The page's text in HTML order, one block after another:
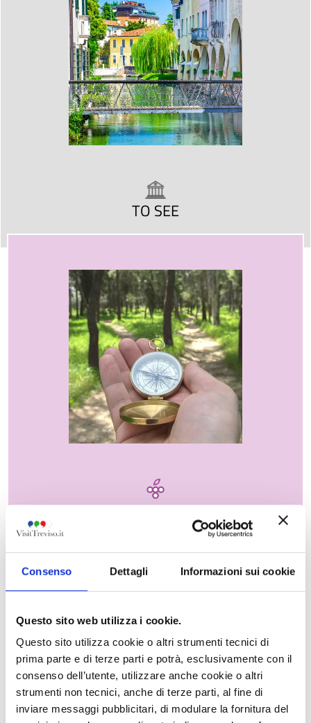
Consenso Dettagli Informazioni sui cookie
Questo sito web utilizza i cookie.
Questo sito utilizza cookie o altri strumenti tecnici di
prima parte e di terze parti e potrà, esclusivamente con il
consenso dell’utente, utilizzare anche cookie o altri
strumenti non tecnici, anche di terze parti, al fine di
inviare messaggi pubblicitari, di modulare la fornitura del
TO SEE
TOURS AND TRAILS